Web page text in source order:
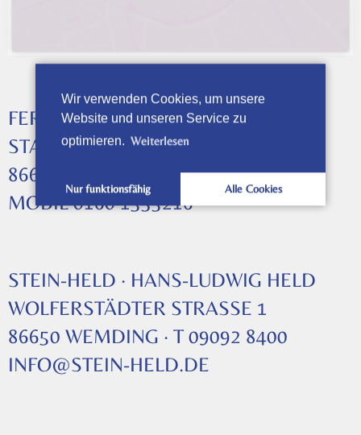
Wir verwenden Cookies, um unsere
Website und unseren Service zu
optimieren. Weiterlesen
Nur funktionsfähig Alle Cookies
FERTIGUNG & BETRIEB
STADELMÜLLERWEG 31
86650 WEMDING · T 09092 1480
MOBIL 0160 1535216
STEIN-HELD · HANS-LUDWIG HELD
WOLFERSTÄDTER STRASSE 1
86650 WEMDING · T 09092 8400
INFO@STEIN-HELD.DE